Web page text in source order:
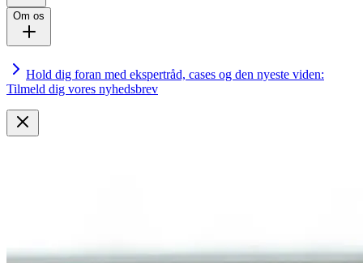
Om os
Hold dig foran med ekspertråd, cases og den nyeste viden:
Tilmeld dig vores nyhedsbrev